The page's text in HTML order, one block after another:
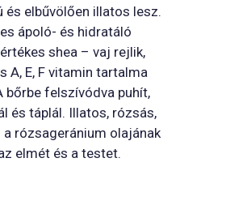
és elbűvölően illatos lesz.
ápoló- és hidratáló
shea – vaj rejlik,
A, E, F vitamin tartalma
bőrbe felszívódva puhít,
és táplál. Illatos, rózsás,
rózsageránium olajának
elmét és a testet.